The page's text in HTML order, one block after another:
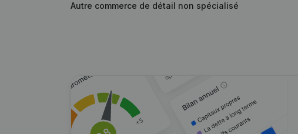
Autre commerce de détail non spécialisé